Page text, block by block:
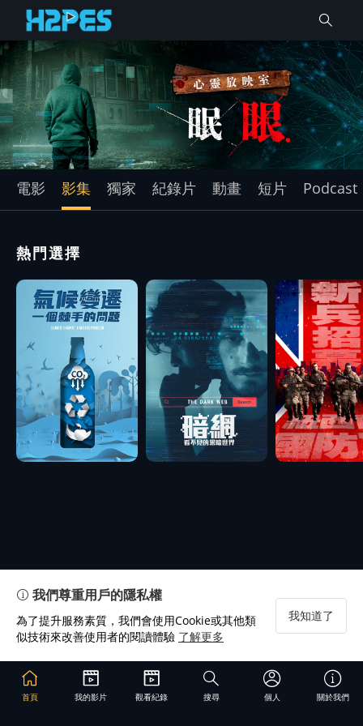
電影 影集 獨家 紀錄片 動畫 短片 Podcast
熱門選擇
首頁 我的影片 觀看紀錄 搜尋 個人 關於我們
我們尊重用戶的隱私權
為了提升服務素質，我們會使用Cookie或其他類
似技術來改善使用者的閱讀體驗 了解更多
我知道了